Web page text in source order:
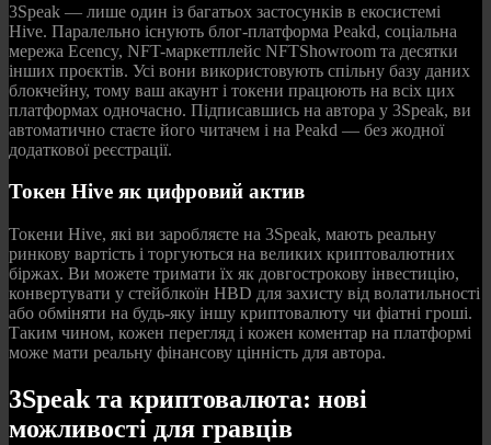
3Speak — лише один із багатьох застосунків в екосистемі
Hive. Паралельно існують блог-платформа Peakd, соціальна
мережа Ecency, NFT-маркетплейс NFTShowroom та десятки
інших проєктів. Усі вони використовують спільну базу даних
блокчейну, тому ваш акаунт і токени працюють на всіх цих
платформах одночасно. Підписавшись на автора у 3Speak, ви
автоматично стаєте його читачем і на Peakd — без жодної
додаткової реєстрації.
Токен Hive як цифровий актив
Токени Hive, які ви заробляєте на 3Speak, мають реальну
ринкову вартість і торгуються на великих криптовалютних
біржах. Ви можете тримати їх як довгострокову інвестицію,
конвертувати у стейблкоїн HBD для захисту від волатильності
або обміняти на будь-яку іншу криптовалюту чи фіатні гроші.
Таким чином, кожен перегляд і кожен коментар на платформі
може мати реальну фінансову цінність для автора.
3Speak та криптовалюта: нові
можливості для гравців